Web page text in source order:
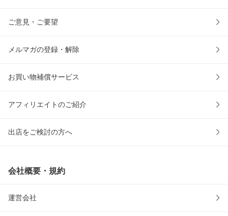
ご意見・ご要望
メルマガの登録・解除
お買い物補償サービス
アフィリエイトのご紹介
出店をご検討の方へ
会社概要・規約
運営会社